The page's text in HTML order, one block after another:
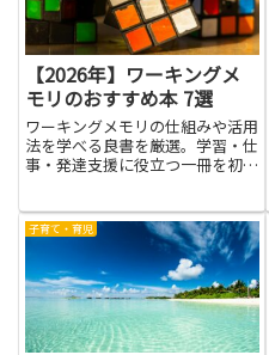
【2026年】ワーキングメ
モリのおすすめ本 7選
ワーキングメモリの仕組みや活用
法を学べる良書を厳選。学習・仕
事・発達支援に役立つ一冊を初心
子育て・育児